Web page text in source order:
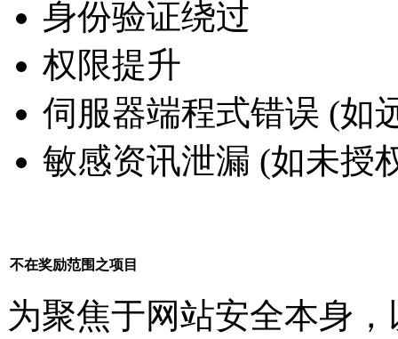
身份验证绕过
权限提升
伺服器端程式错误 (如
敏感资讯泄漏 (如未授
不在奖励范围之项目
为聚焦于网站安全本身